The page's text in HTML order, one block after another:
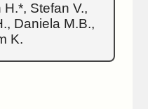
Stefan V.,
Daniela M.B.,
K.